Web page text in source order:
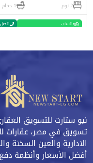
2 نوم 1 حمام
واتساب اتصل
نيو ستارت للتسويق
تسويق في مصر، عقارات
الادارية والعين السخنة
أفضل الأسعار وأنظمة